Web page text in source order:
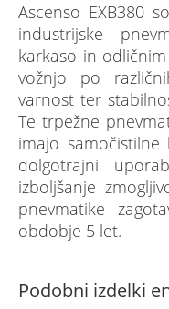
Ascenso EXB380
industrijske
karkaso in
vožnjo po
varnost ter
Te trpežne
imajo
dolgotrajni
izboljšanje
pnevmatike
obdobje 5 let.
Podobni izdelki